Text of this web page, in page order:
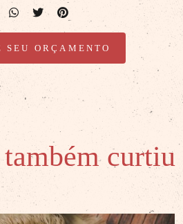
SEU ORÇAMENTO
curtiu